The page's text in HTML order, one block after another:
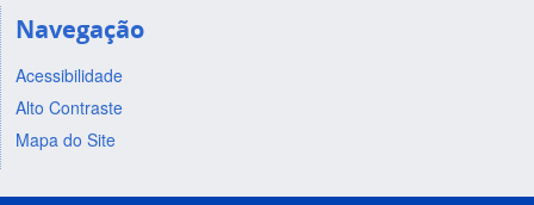
Navegação
Acessibilidade
Alto Contraste
Mapa do Site